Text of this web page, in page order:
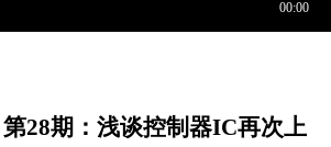
第28期：浅谈控制器IC再次上